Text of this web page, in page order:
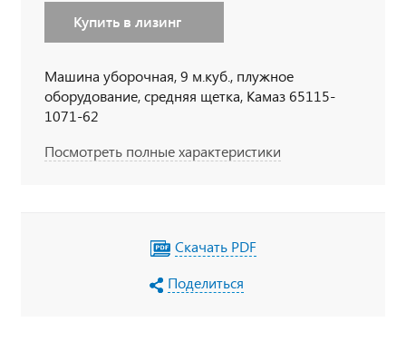
Купить в лизинг
Машина уборочная, 9 м.куб., плужное
оборудование, средняя щетка, Камаз 65115-
1071-62
Посмотреть полные характеристики
Скачать PDF
Поделиться